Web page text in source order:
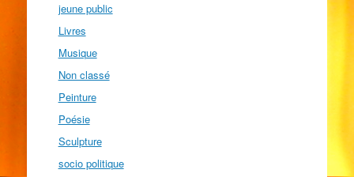
jeune public
Livres
Musique
Non classé
Peinture
Poésie
Sculpture
socio politique